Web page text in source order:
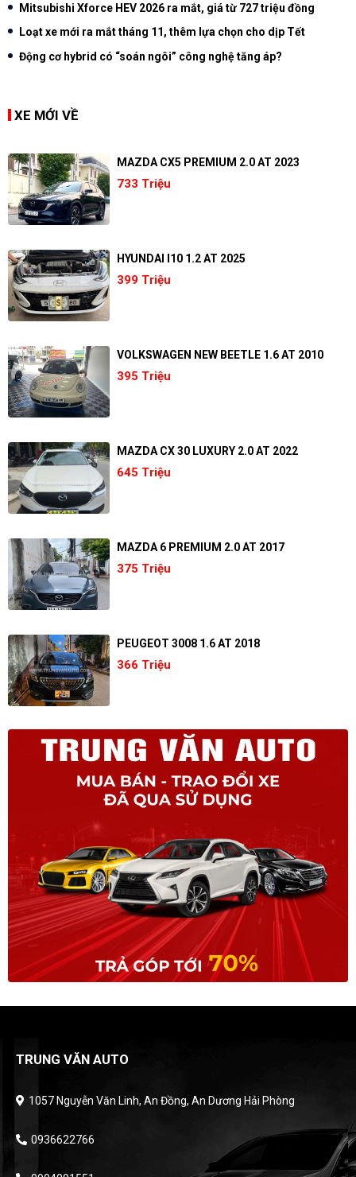
Mitsubishi Xforce HEV 2026 ra mắt, giá từ 727 triệu đồng
Loạt xe mới ra mắt tháng 11, thêm lựa chọn cho dịp Tết
Động cơ hybrid có “soán ngôi” công nghệ tăng áp?
XE MỚI VỀ
MAZDA CX5 PREMIUM 2.0 AT 2023
733 Triệu
HYUNDAI I10 1.2 AT 2025
399 Triệu
VOLKSWAGEN NEW BEETLE 1.6 AT 2010
395 Triệu
MAZDA CX 30 LUXURY 2.0 AT 2022
645 Triệu
MAZDA 6 PREMIUM 2.0 AT 2017
375 Triệu
PEUGEOT 3008 1.6 AT 2018
366 Triệu
TRUNG VĂN AUTO
1057 Nguyễn Văn Linh, An Đồng, An Dương Hải Phòng
0936622766